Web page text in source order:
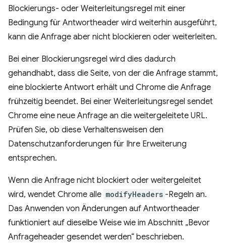
Blockierungs- oder Weiterleitungsregel mit einer
Bedingung für Antwortheader wird weiterhin ausgeführt,
kann die Anfrage aber nicht blockieren oder weiterleiten.
Bei einer Blockierungsregel wird dies dadurch
gehandhabt, dass die Seite, von der die Anfrage stammt,
eine blockierte Antwort erhält und Chrome die Anfrage
frühzeitig beendet. Bei einer Weiterleitungsregel sendet
Chrome eine neue Anfrage an die weitergeleitete URL.
Prüfen Sie, ob diese Verhaltensweisen den
Datenschutzanforderungen für Ihre Erweiterung
entsprechen.
Wenn die Anfrage nicht blockiert oder weitergeleitet
wird, wendet Chrome alle modifyHeaders -Regeln an.
Das Anwenden von Änderungen auf Antwortheader
funktioniert auf dieselbe Weise wie im Abschnitt „Bevor
Anfrageheader gesendet werden“ beschrieben.